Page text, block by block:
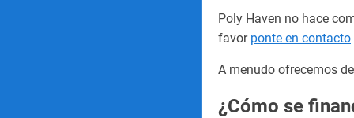
Poly Haven no hace
favor ponte en contacto
A menudo ofrecemos
¿Cómo se